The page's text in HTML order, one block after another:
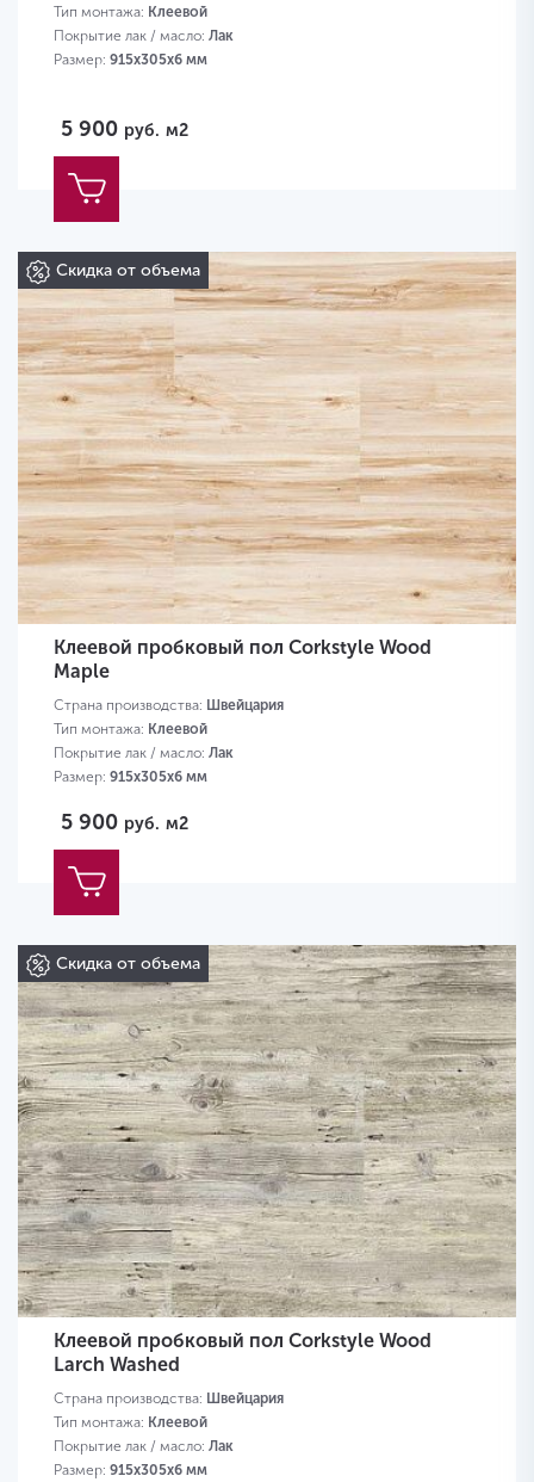
Тип монтажа: Клеевой
Покрытие лак / масло: Лак
Размер: 915х305х6 мм
5 900 руб. м2
Скидка от объема
Клеевой пробковый пол Corkstyle Wood
Maple
Страна производства: Швейцария
Тип монтажа: Клеевой
Покрытие лак / масло: Лак
Размер: 915х305х6 мм
5 900 руб. м2
Скидка от объема
Клеевой пробковый пол Corkstyle Wood
Larch Washed
Страна производства: Швейцария
Тип монтажа: Клеевой
Покрытие лак / масло: Лак
Размер: 915х305х6 мм